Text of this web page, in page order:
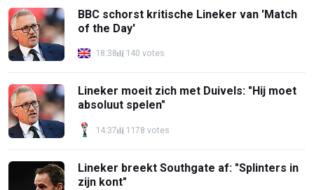
BBC schorst kritische Lineker van 'Match
of the Day'
18:38 140 votes
Lineker moeit zich met Duivels: "Hij moet
absoluut spelen"
14:37 1178 votes
Lineker breekt Southgate af: "Splinters in
zijn kont"